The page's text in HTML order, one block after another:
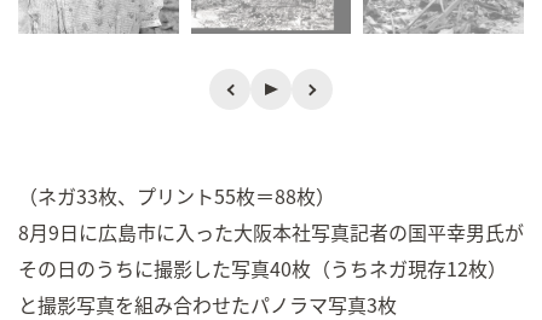
（ネガ33枚、プリント55枚＝88枚）
8月9日に広島市に入った大阪本社写真記者の国平幸男氏が
その日のうちに撮影した写真40枚（うちネガ現存12枚）
と撮影写真を組み合わせたパノラマ写真3枚